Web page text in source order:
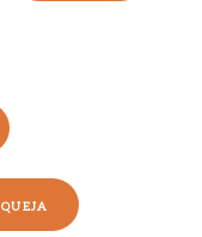
QUEJA